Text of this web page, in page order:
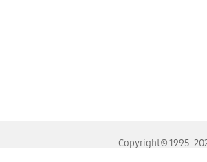
Copyright© 1995-